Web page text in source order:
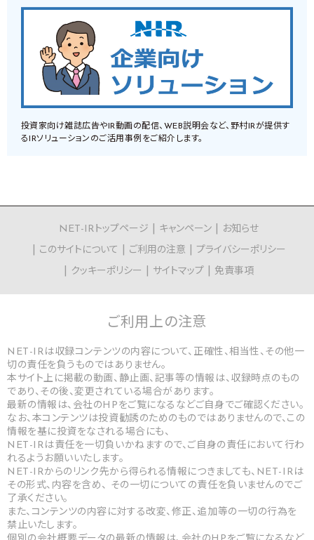
投資家向け雑誌広告やIR動画の配信、WEB説明会など、野村IRが提供す
るIRソリューションのご活用事例をご紹介します。
NET-IRトップページ キャンペーン
お知らせ
このサイトについて
ご利用の注意
プライバシーポリシー
クッキーポリシー
サイトマップ 免責事項
ご利用上の注意
NET-IRは収録コンテンツの内容について、正確性、相当性、その他一
切の責任を負うものではありません。
本サイト上に掲載の動画、静止画、記事等の情報は、収録時点のもの
であり、その後、変更されている場合があります。
最新の情報は、会社のHPをご覧になるなどご自身でご確認ください。
なお、本コンテンツは投資勧誘のためのものではありませんので、この
情報を基に投資をなされる場合にも、
NET-IRは責任を一切負いかねますので、ご自身の責任において行わ
れるようお願いいたします。
NET-IRからのリンク先から得られる情報につきましても、NET-IRは
その形式、内容を含め、 その一切についての責任を負いませんのでご
了承ください。
また、コンテンツの内容に対する改変、修正、追加等の一切の行為を
禁止いたします。